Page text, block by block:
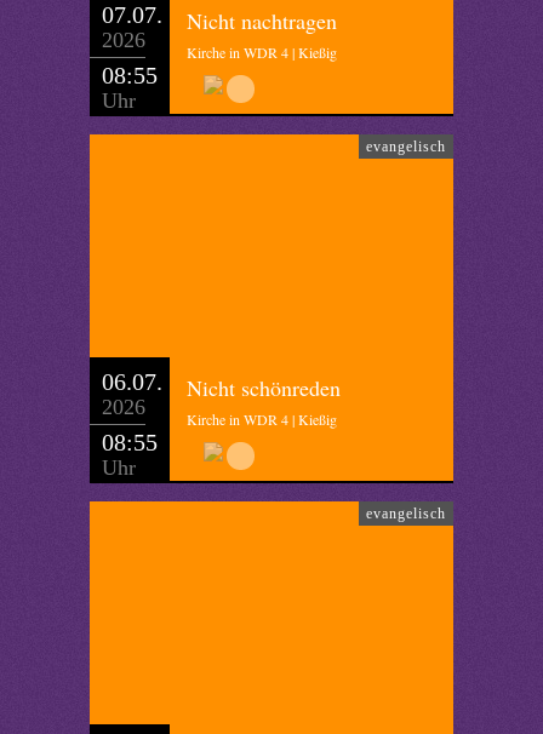
07.07.
2026
08:55
Uhr
Nicht nachtragen
Kirche in WDR 4 | Kießig
evangelisch
06.07.
2026
08:55
Uhr
Nicht schönreden
Kirche in WDR 4 | Kießig
evangelisch